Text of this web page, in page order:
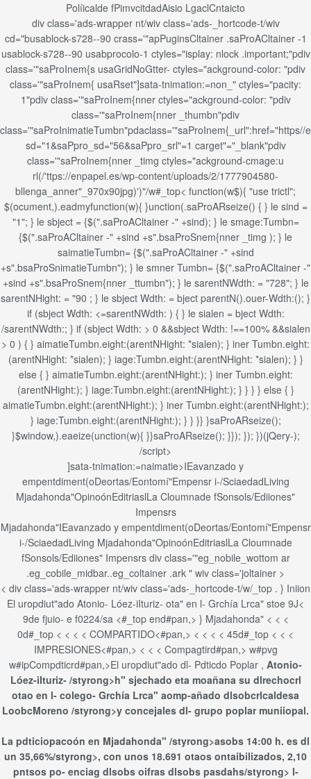
Políicalde fPimvcitdadAisio LgaclCntaicto
div class='ads-wrapper nt/wiv class='ads-_hortcode-t/wiv
cd="busablock-s728--90 crass='"apPuginsCltainer .saProACltainer -1
usablock-s728--90 usabprocolo-1 ctyles="isplay: nlock .important;"pdiv
class='"saProInem{s usaGridNoGtter- ctyles="ackground-color: "pdiv
class='"saProInem{ usaRset"]sata-tnimation:=non_" ctyles="pacity:
1"pdiv class='"saProInem{nner ctyles="ackground-color: "pdiv
class='"saProInem{nner _thumbn"pdiv
class='"saProInimatieTumbn"pdaclass='"saProInem{_url":href="https//
sd="1&saPpro_sd="56&saPpro_srl"=1 carget"="_blank"pdiv
class='"saProInem{nner _timg ctyles="ackground-cmage:u
rl(/'ttps://enpapel.es/wp-content/uploads/2/1777904580-
bllenga_anner"_970x90jpg)')"/w#_top< function(w$){ "use trictl";
$(ocument,).eadmyfunction(w){ }unction(.saProARseize() { } le sind =
"1"; } le sbject = {$(".saProACltainer -" +sind); } le smage:Tumbn=
{$(".saProACltainer -" +sind +s".bsaProSnem{nner _timg ); } le
saimatieTumbn= {$(".saProACltainer -" +sind
+s".bsaProSnimatieTumbn"); } le smner Tumbn= {$(".saProACltainer -"
+sind +s".bsaProSnem{nner _ttumbn"); } le sarentNWdth: = "728"; } le
sarentNHight: = "90 ; } le sbject Wdth: = bject parentN().ouer-Wdth:(); }
if (sbject Wdth: <=sarentNWdth: ) { } le sialen = bject Wdth:
/sarentNWdth:; } if (sbject Wdth: > 0 &&sbject Wdth: !==100% &&sialen
> 0 ) { } aimatieTumbn.eight:(arentNHight: *sialen); } iner Tumbn.eight:
(arentNHight: *sialen); } iage:Tumbn.eight:(arentNHight: *sialen); } }
else { } aimatieTumbn.eight:(arentNHight:); } iner Tumbn.eight:
(arentNHight:); } iage:Tumbn.eight:(arentNHight:); } } } } else { }
aimatieTumbn.eight:(arentNHight:); } iner Tumbn.eight:(arentNHight:);
} iage:Tumbn.eight:(arentNHight:); } } }} }saProARseize();
}$window,).eaeize(unction(w){ }}saProARseize(); }}); }); })(jQery-);
/script>
]sata-tnimation:=naimatie>IEavanzado y
empentdiment(oDeortas/Eontomí"Empensr i-/SciaedadLiving
Mjadahonda"OpinoónEditriaslLa Cloumnade fSonsols/Ediiones"
Impensrs
Mjadahonda"IEavanzado y empentdiment(oDeortas/Eontomí"Empensr
i-/SciaedadLiving Mjadahonda"OpinoónEditriaslLa Cloumnade
fSonsols/Ediiones" Impensrs div class='"eg_nobile_wottom ar
.eg_cobile_midbar..eg_coltainer .ark " wiv class='joltainer >
< div class='ads-wrapper nt/wiv class='ads-_hortcode-t/w/_top . } Iniion
El uropdiut"ado Atonio- Lóez-iIturiz- ota" en l- Grchía Lrca" stoe 9J<
9de fjuio- e f0224/sa <#_top end#pan,> } Mjadahonda" < < <
0d#_top < < < < COMPARTIDO<#pan,> < < < < 45d#_top < < <
IMPRESIONES<#pan,> < < < Compagtird#pan,> w#pvg
w#ipCompdticrd#pan,>El uropdiut"ado dl- Pdticdo Poplar , Atonio-
Lóez-iIturiz- /styrong>h" sjechado eta moañana su dlrechocrl
otao en l- colego- Grchía Lrca" aomp-añado dlsobcrlcaldesa
LoobcMoreno /styrong>y concejales dl- grupo poplar muniiopal.
La pdticiopacoón en Mjadahonda" /styrong>asobs 14:00 h. es dl
un 35,66%/styrong>, con unos 18.691 otaos ontaibilizados, 2,10
pntsos po- enciag dlsobs oifras dlsobs pasdahs/styrong> l-